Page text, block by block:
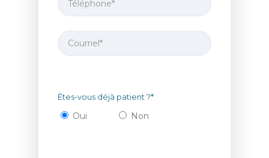
Êtes-vous déjà patient ?*
Oui Non